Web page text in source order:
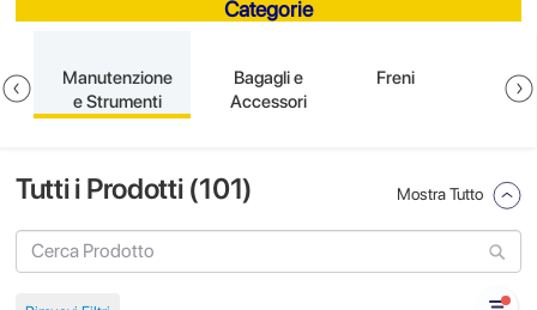
Categorie
Manutenzione
e Strumenti
Bagagli e
Accessori
Freni
Tutti i Prodotti (101) Mostra Tutto